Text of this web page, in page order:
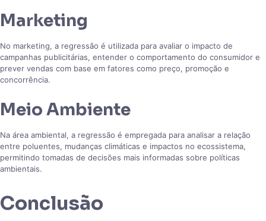
Marketing
No marketing, a regressão é utilizada para avaliar o impacto de
campanhas publicitárias, entender o comportamento do consumidor e
prever vendas com base em fatores como preço, promoção e
concorrência.
Meio Ambiente
Na área ambiental, a regressão é empregada para analisar a relação
entre poluentes, mudanças climáticas e impactos no ecossistema,
permitindo tomadas de decisões mais informadas sobre políticas
ambientais.
Conclusão